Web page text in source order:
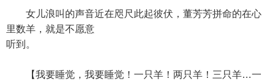
女儿浪叫的声音近在咫尺此起彼伏，董芳芳拼命的在心
里数羊，就是不愿意
听到。
【我要睡觉，我要睡觉！一只羊！两只羊！三只羊…一